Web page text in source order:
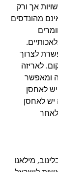
אך ורק
מהונדסים
לצרוך
לאריזה
ומאפשר
לאחסן
יש לאחסן
לאחר
מילאנו